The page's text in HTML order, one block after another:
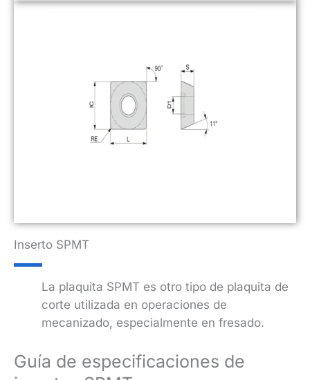
Inserto SPMT
La plaquita SPMT es otro tipo de plaquita de
corte utilizada en operaciones de
mecanizado, especialmente en fresado.
Guía de especificaciones de